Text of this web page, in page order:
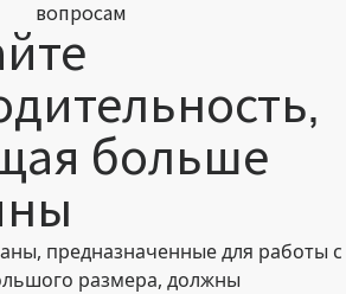
вопросам
больше
предназначенные для работы с
размера, должны